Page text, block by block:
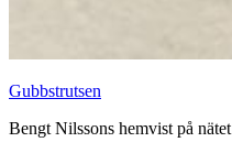
Gubbstrutsen
Bengt Nilssons hemvist på nätet